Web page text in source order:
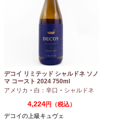
デコイ リミテッド シャルドネ ソノ
マ コースト 2024 750ml
アメリカ ・ 白：辛口 ・ シャルドネ
4,224円（税込）
デコイの上級キュヴェ